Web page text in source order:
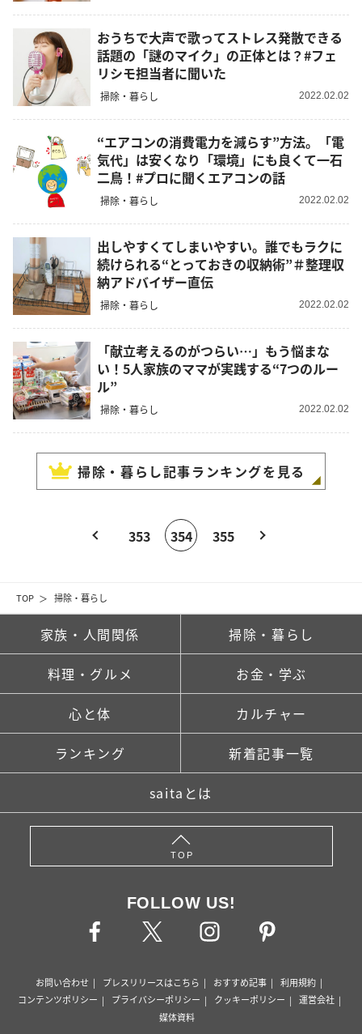
TOP 掃除・暮らし
おうちで大声で歌ってストレス発散できる
話題の「謎のマイク」の正体とは？#フェ
リシモ担当者に聞いた
掃除・暮らし 2022.02.02
“エアコンの消費電力を減らす”方法。「電
気代」は安くなり「環境」にも良くて一石
二鳥！#プロに聞くエアコンの話
掃除・暮らし 2022.02.02
出しやすくてしまいやすい。誰でもラクに
続けられる“とっておきの収納術”＃整理収
納アドバイザー直伝
掃除・暮らし 2022.02.02
「献立考えるのがつらい…」もう悩まな
い！5人家族のママが実践する“7つのルー
ル”
掃除・暮らし 2022.02.02
掃除・暮らし記事ランキングを見る
353 354 355
家族・人間関係 掃除・暮らし
料理・グルメ お金・学ぶ
心と体 カルチャー
ランキング 新着記事一覧
saitaとは
TOP
FOLLOW US!
お問い合わせ プレスリリースはこちら おすすめ記事
利用規約
コンテンツポリシー
プライバシーポリシー クッキーポリシー
運営会社
媒体資料